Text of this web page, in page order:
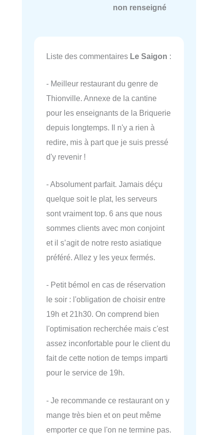
non renseigné
Liste des commentaires Le Saigon :
- Meilleur restaurant du genre de
Thionville. Annexe de la cantine
pour les enseignants de la Briquerie
depuis longtemps. Il n'y a rien à
redire, mis à part que je suis pressé
d'y revenir !
- Absolument parfait. Jamais déçu
quelque soit le plat, les serveurs
sont vraiment top. 6 ans que nous
sommes clients avec mon conjoint
et il s’agit de notre resto asiatique
préféré. Allez y les yeux fermés.
- Petit bémol en cas de réservation
le soir : l'obligation de choisir entre
19h et 21h30. On comprend bien
l'optimisation recherchée mais c'est
assez inconfortable pour le client du
fait de cette notion de temps imparti
pour le service de 19h.
- Je recommande ce restaurant on y
mange très bien et on peut même
emporter ce que l'on ne termine pas.